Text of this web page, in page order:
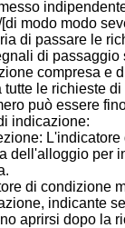
modo modo
di passare le
di passaggio
compresa e
tutte le richieste
può essere
indicazione:
dell'alloggio per
di condizione
indicante
aprirsi dopo la